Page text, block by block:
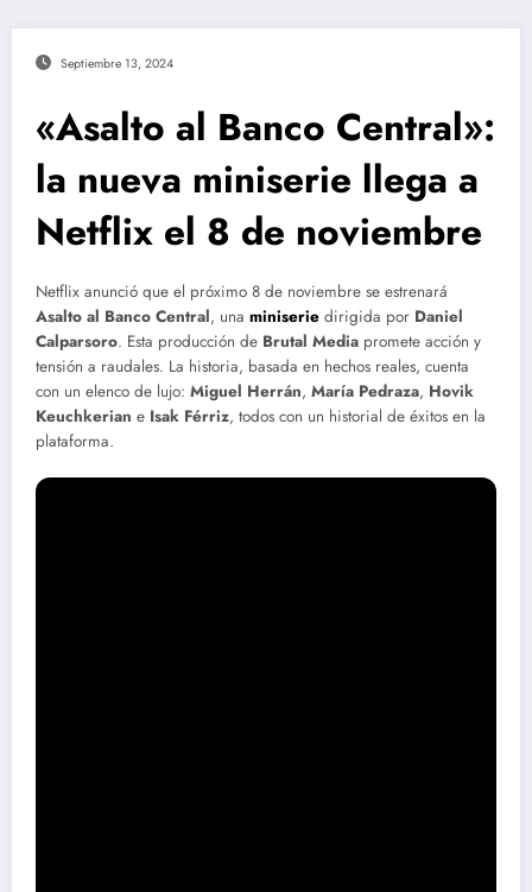
Septiembre 13, 2024
«Asalto al Banco Central»:
la nueva miniserie llega a
Netflix el 8 de noviembre
Netflix anunció que el próximo 8 de noviembre se estrenará
Asalto al Banco Central, una miniserie dirigida por Daniel
Calparsoro. Esta producción de Brutal Media promete acción y
tensión a raudales. La historia, basada en hechos reales, cuenta
con un elenco de lujo: Miguel Herrán, María Pedraza, Hovik
Keuchkerian e Isak Férriz, todos con un historial de éxitos en la
plataforma.